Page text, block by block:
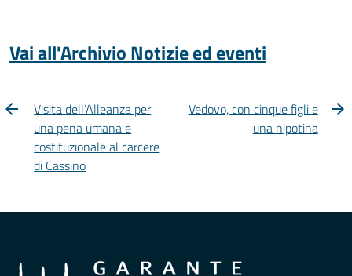
Vai all'Archivio Notizie ed eventi
Visita dell’Alleanza per
una pena umana e
costituzionale al carcere
di Cassino
Vedovo, con cinque figli e
una nipotina